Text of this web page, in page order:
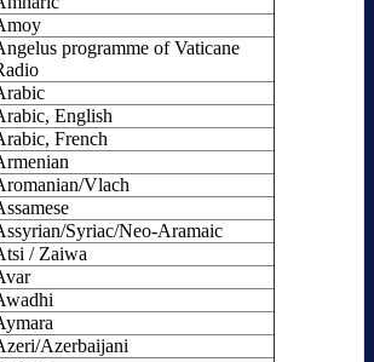
programme of Vaticane
English
French
Vlach
Syriac/Neo-Aramaic
/ Zaiwa
Azerbaijani